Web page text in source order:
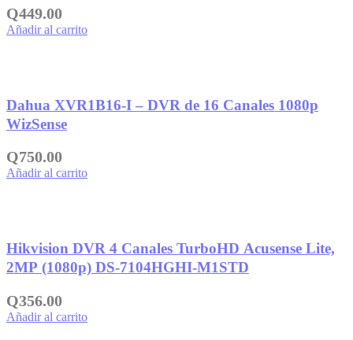
Q449.00
Añadir al carrito
Dahua XVR1B16-I – DVR de 16 Canales 1080p
WizSense
Q750.00
Añadir al carrito
Hikvision DVR 4 Canales TurboHD Acusense Lite,
2MP (1080p) DS-7104HGHI-M1STD
Q356.00
Añadir al carrito